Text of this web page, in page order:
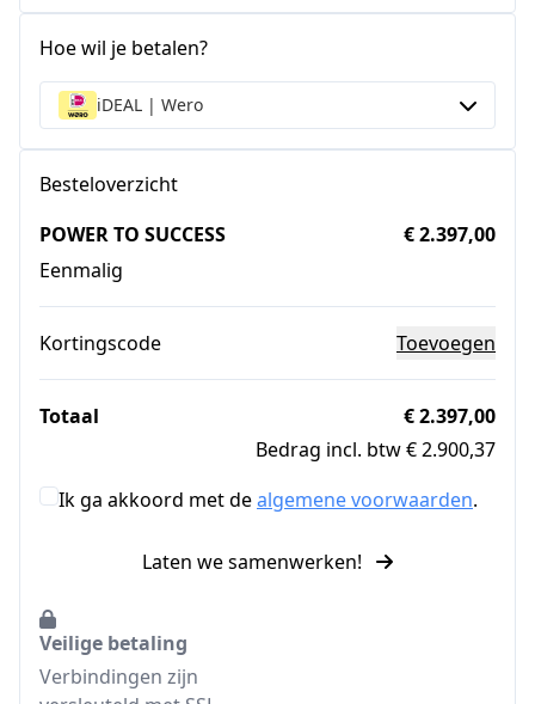
Hoe wil je betalen?
iDEAL | Wero
Besteloverzicht
POWER TO SUCCESS
Eenmalig
€ 2.397,00
Kortingscode Toevoegen
Totaal
€ 2.397,00
Bedrag incl. btw € 2.900,37
Ik ga akkoord met dealgemene voorwaarden.
Laten we samenwerken!
Veilige betaling
Verbindingen zijn